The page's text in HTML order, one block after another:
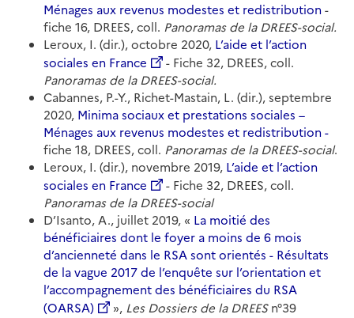
Ménages aux revenus modestes et redistribution -
fiche 16, DREES, coll. Panoramas de la DREES-social.
Leroux, I. (dir.), octobre 2020, L’aide et l’action
sociales en France
- Fiche 32, DREES, coll.
Panoramas de la DREES-social.
Cabannes, P.-Y., Richet-Mastain, L. (dir.), septembre
2020, Minima sociaux et prestations sociales –
Ménages aux revenus modestes et redistribution -
fiche 18, DREES, coll. Panoramas de la DREES-social.
Leroux, I. (dir.), novembre 2019, L’aide et l’action
sociales en France
- Fiche 32, DREES, coll.
Panoramas de la DREES-social
D’Isanto, A., juillet 2019, « La moitié des
bénéficiaires dont le foyer a moins de 6 mois
d’ancienneté dans le RSA sont orientés - Résultats
de la vague 2017 de l’enquête sur l’orientation et
l’accompagnement des bénéficiaires du RSA
(OARSA)
», Les Dossiers de la DREESn°39